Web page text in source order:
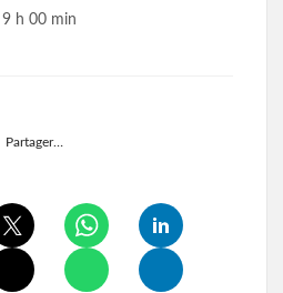
9 h 00 min
Partager…